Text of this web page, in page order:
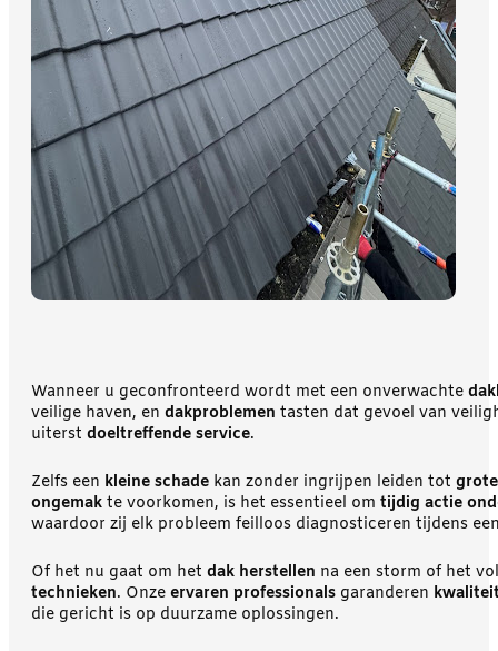
Wanneer u geconfronteerd wordt met een onverwachte
veilige haven, en dakproblemen tasten dat gevoel van
uiterst doeltreffende service.
Zelfs een kleine schade kan zonder ingrijpen leiden tot
ongemak te voorkomen, is het essentieel om tijdig actie
waardoor zij elk probleem feilloos diagnosticeren tijdens
Of het nu gaat om het dak herstellen na een storm of het
technieken. Onze ervaren professionals garanderen
die gericht is op duurzame oplossingen.